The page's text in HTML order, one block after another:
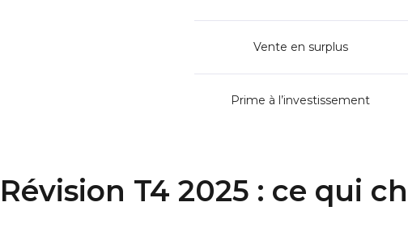
Vente en surplus
Prime à l’investissement
Révision T4 2025 : ce qui